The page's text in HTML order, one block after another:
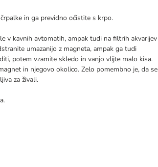
in ga previdno očistite s krpo.
v kavnih avtomatih, ampak tudi na filtrih akvarijev
umazanijo z magneta, ampak ga tudi
potem vzamite skledo in vanjo vlijte malo kisa.
in njegovo okolico. Zelo pomembno je, da se
za živali.